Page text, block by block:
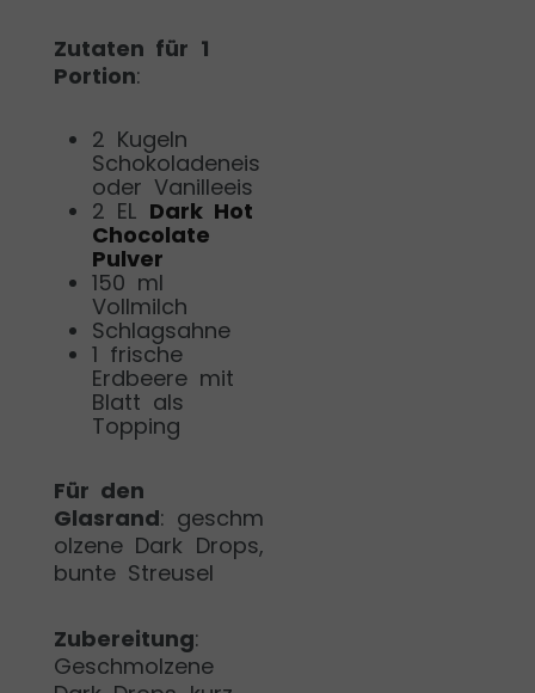
Zutaten für 1
Portion:
2 Kugeln
Schokoladeneis
oder Vanilleeis
2 EL Dark Hot
Chocolate
Pulver
150 ml
Vollmilch
Schlagsahne
1 frische
Erdbeere mit
Blatt als
Topping
Für den
Glasrand: geschm
olzene Dark Drops,
bunte Streusel
Zubereitung:
Geschmolzene